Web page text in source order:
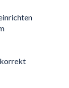
korrekt